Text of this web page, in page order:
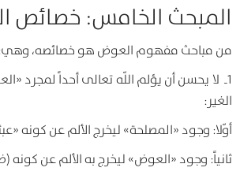
المبحث الخامس: خصائص
من مباحث مفهوم العوض هو خصائصه،
1ـ لا يحسن أن يؤلم اللّه تعالى أحداً لمجرد
الغير:
أوّلا: وجود «المصلحة» ليخرج الألم عن كونه
ثانياً: وجود «العوض» ليخرج به الألم عن كونه